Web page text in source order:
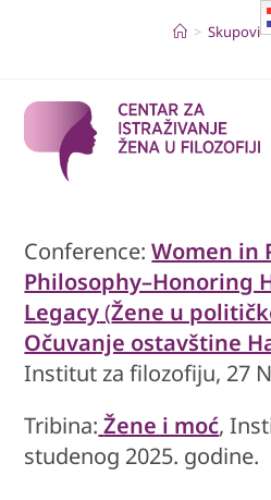
> Skupovi
Conference:Women in
Philosophy–Honoring
Legacy(Žene u
Očuvanje ostavštine
Institut za filozofiju, 27
Tribina: Žene i moć,
studenog 2025. godine.